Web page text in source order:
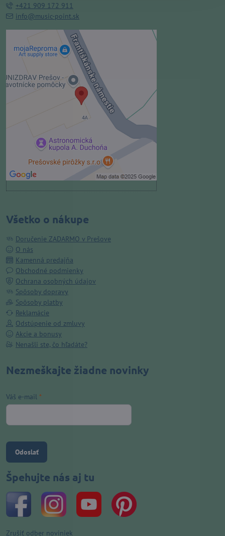
+421 909 172 911
info@music-point.sk
Externý obsah je blokovaný
Voľbami súkromia
Prajete si načítať externý obsah?
Povoliť tentokrát
Povoliť a zapamätať - súhlas s
druhom cookie: Funkčné
Otvoriť obsah v novom okne
Všetko o nákupe
Doručenie ZADARMO v Prešove
O nás
Kamenná predajňa
Obchodné podmienky
Ochrana osobných údajov
Spôsoby dopravy
Spôsoby platby
Reklamácie
Odstúpenie od zmluvy
Akcie a bonusy
Nenašli ste, čo hľadáte?
Nezmeškajte žiadne novinky
Váš e-mail *
Odoslať
Špehujte nás aj tu
Zrušiť odber noviniek